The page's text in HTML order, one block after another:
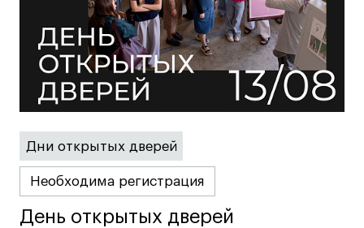
Карьера
Ассоциация выпускников
Центр карьеры
Живые проекты
Конкурсы
Участие в выставках
Дни открытых дверей
Необходима регистрация
День открытых дверей
День открытых дверей